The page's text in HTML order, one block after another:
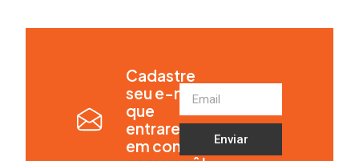
Cadastre
seu e-mail
que
entraremos
em contato
Enviar